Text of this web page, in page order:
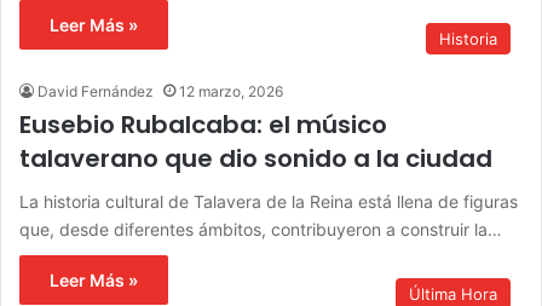
Leer Más »
Historia
David Fernández 12 marzo, 2026
Eusebio Rubalcaba: el músico
talaverano que dio sonido a la ciudad
La historia cultural de Talavera de la Reina está llena de figuras
que, desde diferentes ámbitos, contribuyeron a construir la…
Leer Más »
Última Hora